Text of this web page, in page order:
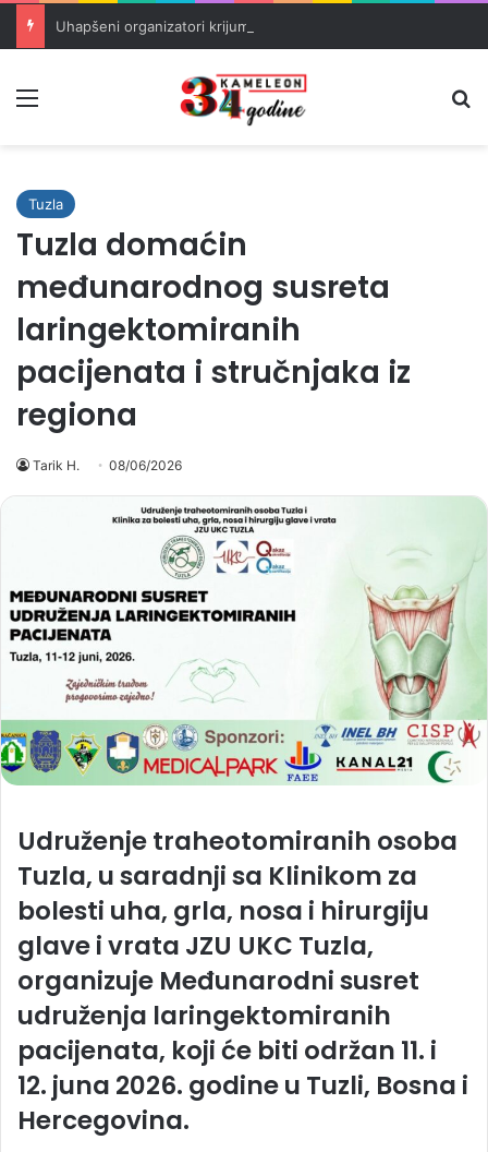
Tuzla
Tuzla domaćin
međunarodnog susreta
laringektomiranih
pacijenata i stručnjaka iz
regiona
Tarik H. 08/06/2026
Udruženje traheotomiranih osoba
Tuzla, u saradnji sa Klinikom za
bolesti uha, grla, nosa i hirurgiju
glave i vrata JZU UKC Tuzla,
organizuje Međunarodni susret
udruženja laringektomiranih
pacijenata, koji će biti održan 11. i
12. juna 2026. godine u Tuzli, Bosna i
Hercegovina.